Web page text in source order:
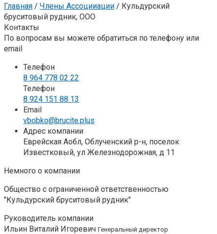
Главная / Члены Ассоцииации / Кульдурский
бруситовый рудник, ООО
Контакты
По вопросам вы можете обратиться по телефону или
email
Телефон
8 964 778 02 22
Телефон
8 924 151 88 13
Email
vbobko@brucite.plus
Адрес компании
Еврейская Аобл, Облученский р-н, поселок
Известковый, ул Железнодорожная, д 11
Немного о компании
Общество с ограниченной ответственностью
"Кульдурский бруситовый рудник"
Руководитель компании
Ильин Виталий Игоревич Генеральный директор